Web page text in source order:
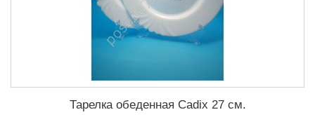
Тарелка обеденная Cadix 27 см.